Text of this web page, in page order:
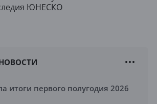
ЮНЕСКО
итоги первого полугодия 2026